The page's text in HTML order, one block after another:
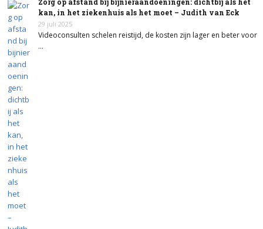
kan, in het ziekenhuis als het moet – Judith van Eck
29 juli 2025
Videoconsulten schelen reistijd, de kosten zijn lager en beter voor
…